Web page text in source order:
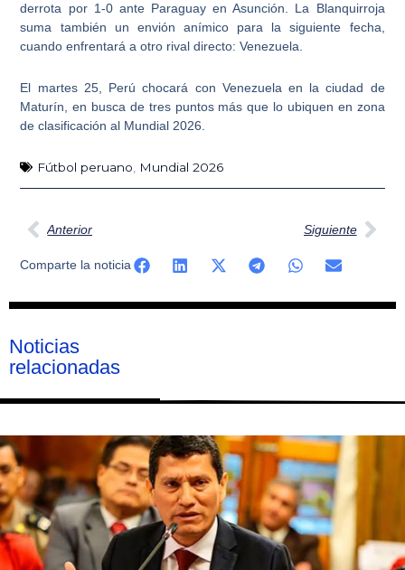
derrota por 1-0 ante Paraguay en Asunción. La Blanquirroja
suma también un envión anímico para la siguiente fecha,
cuando enfrentará a otro rival directo: Venezuela.
El martes 25, Perú chocará con Venezuela en la ciudad de
Maturín , en busca de tres puntos más que lo ubiquen en zona
de clasificación al Mundial 2026.
Fútbol peruano Mundial 2026
Ant
Anterior Siguiente
Comparte la noticia
Noticias
relacionadas
Página
Página
Página
Página
Página